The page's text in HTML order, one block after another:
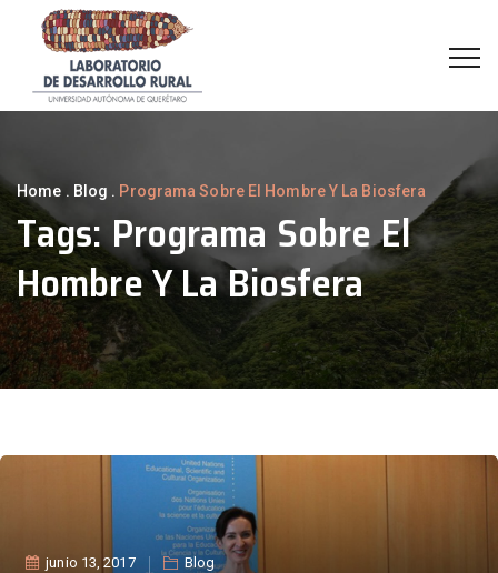
Home . Blog . Programa Sobre El Hombre Y La Biosfera
Tags:Programa Sobre El
Hombre Y La Biosfera
junio 13, 2017 Blog